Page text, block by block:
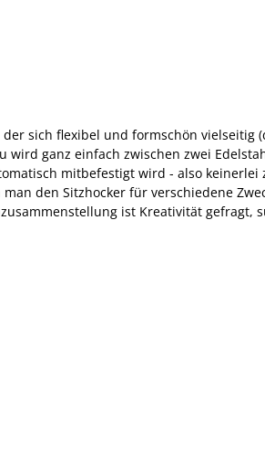
sich flexibel und formschön vielseitig
ganz einfach zwischen zwei
mitbefestigt wird - also
den Sitzhocker für verschiedene
ist Kreativität gefragt,